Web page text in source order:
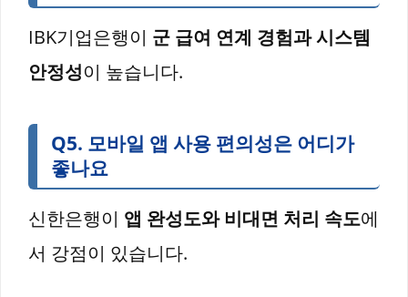
IBK기업은행이 군 급여 연계 경험과 시스템
안정성이 높습니다.
Q5. 모바일 앱 사용 편의성은 어디가
좋나요
신한은행이 앱 완성도와 비대면 처리 속도에
서 강점이 있습니다.